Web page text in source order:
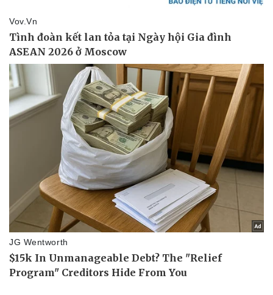
Pháp luật
Vụ án
Tin nóng
Tư vấn luật
Quân sự - Quốc phòng
Việt Nam
Phân tích